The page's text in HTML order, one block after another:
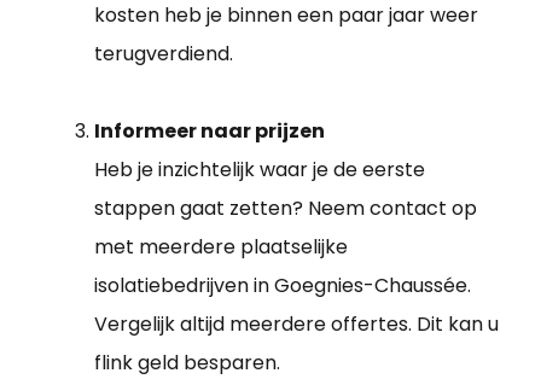
kosten heb je binnen een paar jaar weer
terugverdiend.
Informeer naar prijzen
Heb je inzichtelijk waar je de eerste
stappen gaat zetten? Neem contact op
met meerdere plaatselijke
isolatiebedrijven in Goegnies-Chaussée.
Vergelijk altijd meerdere offertes. Dit kan u
flink geld besparen.